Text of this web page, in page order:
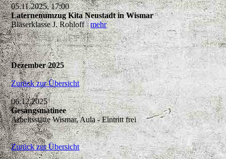
05.11.2025, 17:00
Laternenumzug Kita Neustadt in Wismar
Bläserklasse J. Rohloffmehr
Dezember 2025
Zurück zur Übersicht
06.12.2025
Gesangsmatinee
Arbeitsstätte Wismar, Aula - Eintritt frei
Zurück zur Übersicht